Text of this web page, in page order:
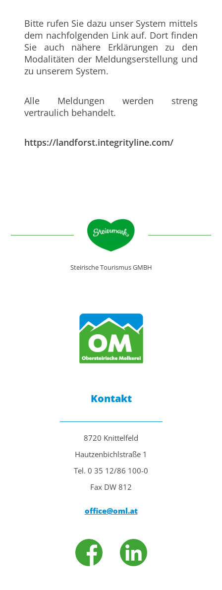
Bitte rufen Sie dazu unser System mittels
dem nachfolgenden Link auf. Dort finden
Sie auch nähere Erklärungen zu den
Modalitäten der Meldungserstellung und
zu unserem System.
Alle Meldungen werden streng
vertraulich behandelt.
https://landforst.integrityline.com/
Steirische Tourismus GMBH
Kontakt
8720 Knittelfeld
Hautzenbichlstraße 1
Tel. 0 35 12/86 100-0
Fax DW 812
office@oml.at